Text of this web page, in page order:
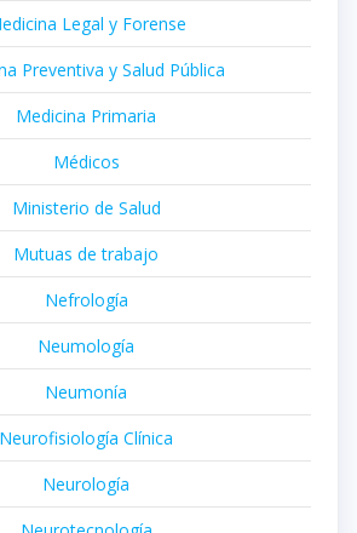
Legal y Forense
Preventiva y Salud Pública
Medicina Primaria
Médicos
Ministerio de Salud
Mutuas de trabajo
Nefrología
Neumología
Neumonía
Neurofisiología Clínica
Neurología